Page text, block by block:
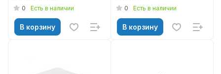
безоб,крепеж,белый
СИДЕНЬЯ, KERAMA
MARAZZI
0 Есть в наличии
В корзину
0 Есть в наличии
В корзину